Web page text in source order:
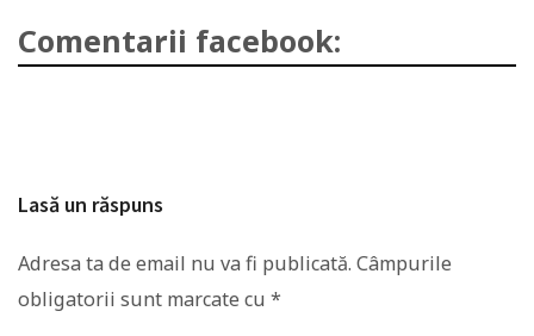
Comentarii facebook:
Lasă un răspuns
Adresa ta de email nu va fi publicată. Câmpurile
obligatorii sunt marcate cu *